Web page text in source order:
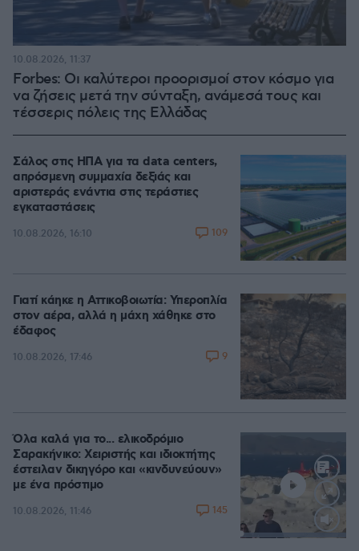
Forbes: Οι καλύτεροι προορισμοί στον κόσμο για
να ζήσεις μετά την σύνταξη, ανάμεσά τους και
τέσσερις πόλεις της Ελλάδας
10.08.2026, 11:37
Σάλος στις ΗΠΑ για τα data centers,
απρόσμενη συμμαχία δεξιάς και
αριστεράς ενάντια στις τεράστιες
εγκαταστάσεις
10.08.2026, 16:10 109
Γιατί κάηκε η Αττικοβοιωτία: Υπεροπλία
στον αέρα, αλλά η μάχη χάθηκε στο
έδαφος
10.08.2026, 17:46 9
Loaded
Όλα καλά για το... ελικοδρόμιο
Σαρακήνικο: Χειριστής και ιδιοκτήτης
έστειλαν δικηγόρο και «κινδυνεύουν»
με ένα πρόστιμο
10.08.2026, 11:46 145